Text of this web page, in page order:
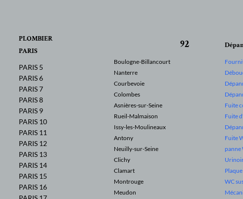
PLOMBIER
PARIS
PARIS 5
PARIS 6
PARIS 7
PARIS 8
PARIS 9
PARIS 10
PARIS 11
PARIS 12
PARIS 13
PARIS 14
PARIS 15
PARIS 16
Fuite
Fuite
Fuite
panne
WC
92
Boulogne-Billancourt
Nanterre
Courbevoie
Colombes
Asnières-sur-Seine
Rueil-Malmaison
Issy-les-Moulineaux
Antony
Neuilly-sur-Seine
Clichy
Clamart
Montrouge
Meudon